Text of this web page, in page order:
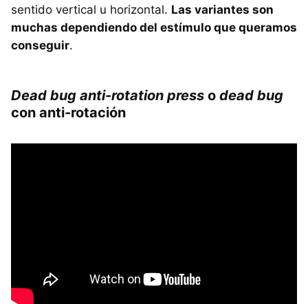
sentido vertical u horizontal. Las variantes son
muchas dependiendo del estímulo que queramos
conseguir.
Dead bug anti-rotation press o dead bug
con anti-rotación